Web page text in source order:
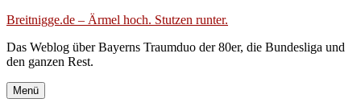
Zum
springen
Breitnigge.de – Ärmel hoch. Stutzen runter.
Das Weblog über Bayerns Traumduo der 80er, die Bundesliga und
den ganzen Rest.
Menü